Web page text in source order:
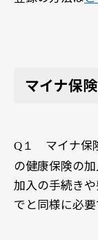
マイナ保
Q１
マイナ保
の健康保険の
加入の手続き
でと同様に必要